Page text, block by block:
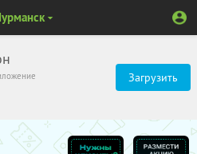
Загрузить